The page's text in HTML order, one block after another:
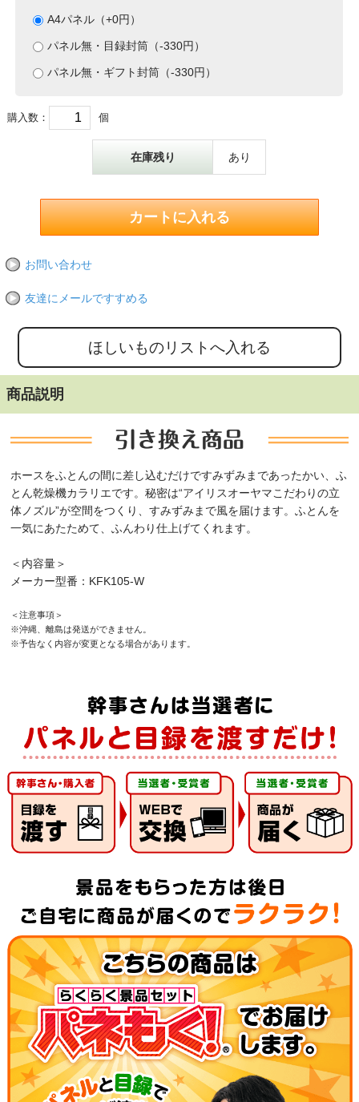
A4パネル（+0円）
パネル無・目録封筒（-330円）
パネル無・ギフト封筒（-330円）
購入数： 個
在庫残り あり
お問い合わせ
友達にメールですすめる
商品説明
ホースをふとんの間に差し込むだけですみずみまであったかい、ふ
とん乾燥機カラリエです。秘密は“アイリスオーヤマこだわりの立
体ノズル”が空間をつくり、すみずみまで風を届けます。ふとんを
一気にあたためて、ふんわり仕上げてくれます。
＜内容量＞
メーカー型番：KFK105-W
＜注意事項＞
※沖縄、離島は発送ができません。
※予告なく内容が変更となる場合があります。